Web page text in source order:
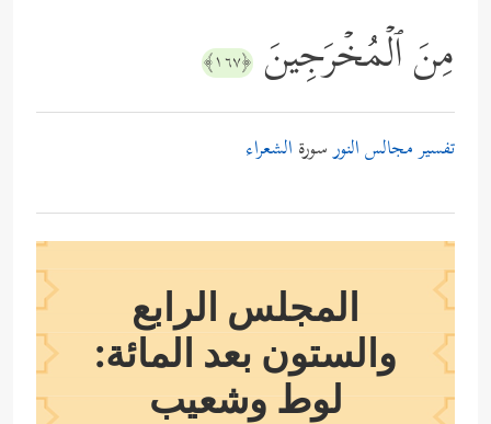
مِنَ ٱلۡمُخۡرَجِینَ ﴿١٦٧﴾
تفسير مجالس النورسورة الشعراء
المجلس الرابع
والستون بعد المائة:
لوط وشعيب